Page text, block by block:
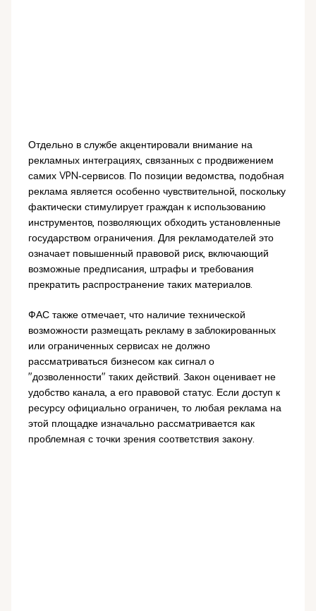
Отдельно в службе акцентировали внимание на
рекламных интеграциях, связанных с продвижением
самих VPN‑сервисов. По позиции ведомства, подобная
реклама является особенно чувствительной, поскольку
фактически стимулирует граждан к использованию
инструментов, позволяющих обходить установленные
государством ограничения. Для рекламодателей это
означает повышенный правовой риск, включающий
возможные предписания, штрафы и требования
прекратить распространение таких материалов.
ФАС также отмечает, что наличие технической
возможности размещать рекламу в заблокированных
или ограниченных сервисах не должно
рассматриваться бизнесом как сигнал о
"дозволенности" таких действий. Закон оценивает не
удобство канала, а его правовой статус. Если доступ к
ресурсу официально ограничен, то любая реклама на
этой площадке изначально рассматривается как
проблемная с точки зрения соответствия закону.